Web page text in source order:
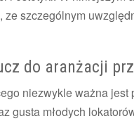
szczególnym
do aranżacji
niezwykle ważna jest
gusta młodych